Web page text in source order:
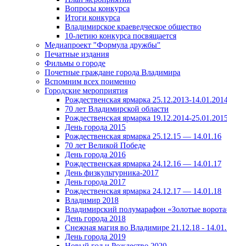
Вопросы конкурса
Итоги конкурса
Владимирское краеведческое общество
10-летию конкурса посвящается
Медиапроект "Формула дружбы"
Печатные издания
Фильмы о городе
Почетные граждане города Владимира
Вспомним всех поименно
Городские мероприятия
Рождественская ярмарка 25.12.2013-
70 лет Владимирской области
Рождественская ярмарка 19.12.2014-
День города 2015
Рождественская ярмарка 25.12.15 — 14.01.16
70 лет Великой Победе
День города 2016
Рождественская ярмарка 24.12.16 — 14.01.17
День физкультурника-2017
День города 2017
Рождественская ярмарка 24.12.17 — 14.01.18
Владимир 2018
Владимирский полумарафон «Золотые
День города 2018
Снежная магия во Владимире 21.12.18 -
День города 2019